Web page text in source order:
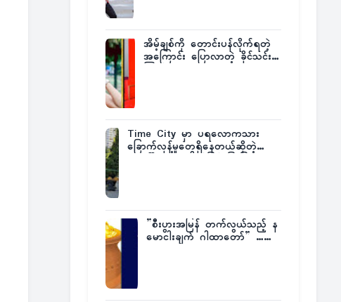
အိမ့်ချစ်ကို တောင်းပန်လိုက်ရတဲ့
အကြောင်း ပြောလာတဲ့ ခိုင်သင်း
Time City မှာ ပရလောကသား
ခြောက်လှန့်မှုတွေရှိနေတယ်ဆိုတဲ့
”စီးပွားအမြန် တက်လွယ်သည့် န
မောငါးချက် ဂါထာတော်” ……